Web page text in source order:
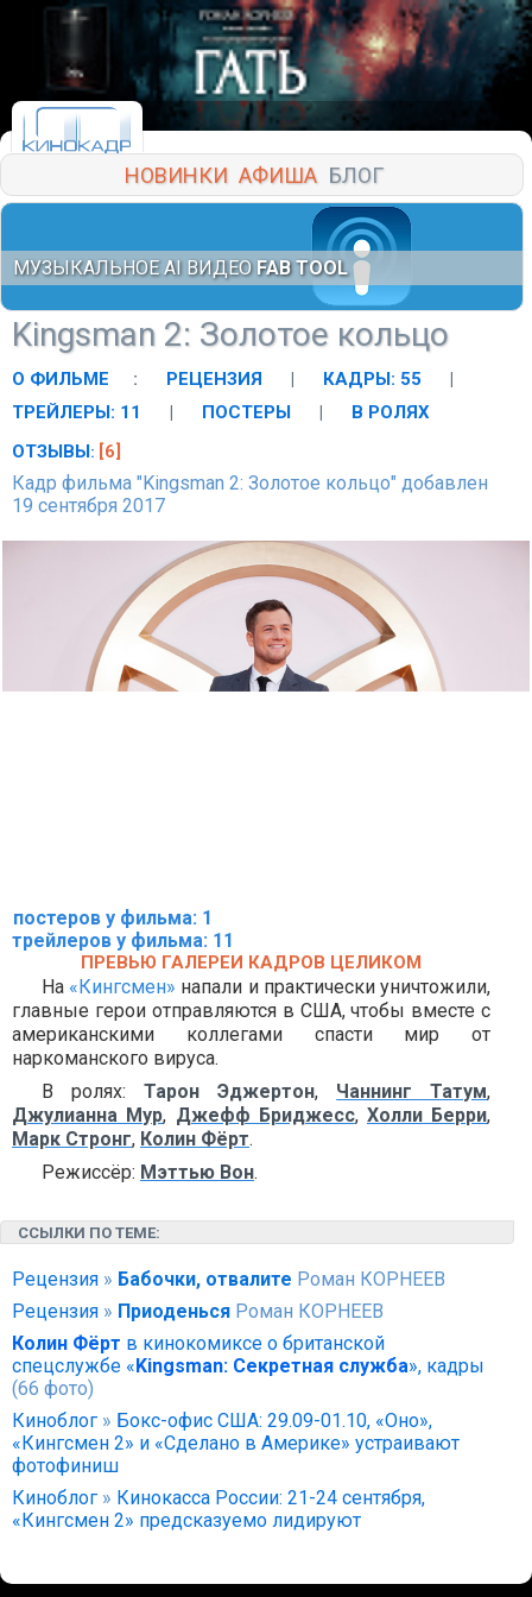
НОВИНКИ АФИША БЛОГ
МУЗЫКАЛЬНОЕ AI ВИДЕО FAB TOOL
Kingsman 2: Золотое кольцо
О ФИЛЬМЕ : РЕЦЕНЗИЯ | КАДРЫ: 55
|
ТРЕЙЛЕРЫ: 11
| ПОСТЕРЫ |
В РОЛЯХ
ОТЗЫВЫ: [6]
Кадр фильма "Kingsman 2: Золотое кольцо" добавлен
19 сентября 2017
постеров у фильма: 1
трейлеров у фильма: 11
ПРЕВЬЮ ГАЛЕРЕИ КАДРОВ ЦЕЛИКОМ
На «Кингсмен» напали и практически уничтожили,
главные герои отправляются в США, чтобы вместе с
американскими коллегами спасти мир от
наркоманского вируса.
В ролях:Тарон Эджертон, Чаннинг Татум,
Джулианна Мур, Джефф Бриджесс, Холли Берри,
Марк Стронг, Колин Фёрт.
Режиссёр: Мэттью Вон.
ССЫЛКИ ПО ТЕМЕ:
Рецензия » Бабочки, отвалите Роман КОРНЕЕВ
Рецензия » Приоденься Роман КОРНЕЕВ
Колин Фёрт в кинокомиксе о британской
спецслужбе «Kingsman: Секретная служба», кадры
(66 фото)
Киноблог » Бокс-офис США: 29.09-01.10, «Оно»,
«Кингсмен 2» и «Сделано в Америке» устраивают
фотофиниш
Киноблог » Кинокасса России: 21-24 сентября,
«Кингсмен 2» предсказуемо лидируют